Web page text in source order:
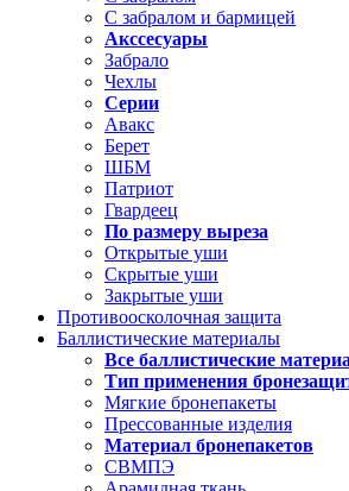
С забралом и бармицей
Акссесуары
Забрало
Чехлы
Серии
Авакс
Берет
ШБМ
Патриот
Гвардеец
По размеру выреза
Открытые уши
Скрытые уши
Закрытые уши
Противоосколочная защита
Баллистические материалы
Все баллистические
Тип применения
Мягкие бронепакеты
Прессованные изделия
Материал бронепакетов
СВМПЭ